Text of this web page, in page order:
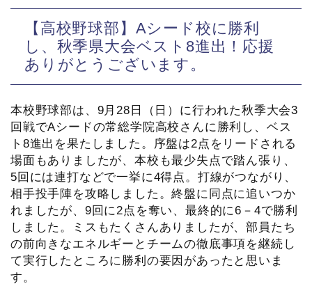
【高校野球部】Aシード校に勝利
し、秋季県大会ベスト8進出！応援
ありがとうございます。
本校野球部は、9月28日（日）に行われた秋季大会3
回戦でAシードの常総学院高校さんに勝利し、ベス
ト8進出を果たしました。序盤は2点をリードされる
場面もありましたが、本校も最少失点で踏ん張り、
5回には連打などで一挙に4得点。打線がつながり、
相手投手陣を攻略しました。終盤に同点に追いつか
れましたが、9回に2点を奪い、最終的に6－4で勝利
しました。ミスもたくさんありましたが、部員たち
の前向きなエネルギーとチームの徹底事項を継続し
て実行したところに勝利の要因があったと思いま
す。